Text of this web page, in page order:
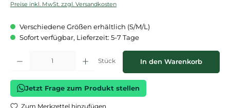
Preise inkl. MwSt. zzgl. Versandkosten
Verschiedene Größen erhältlich (S/M/L)
Sofort verfügbar, Lieferzeit: 5-7 Tage
Produkt Anzahl: Gib den gewünschten Wert ein oder benutze die
Stück In den Warenkorb
Jetzt Frage zum Produkt stellen
Zum Merkzettel hinzufügen